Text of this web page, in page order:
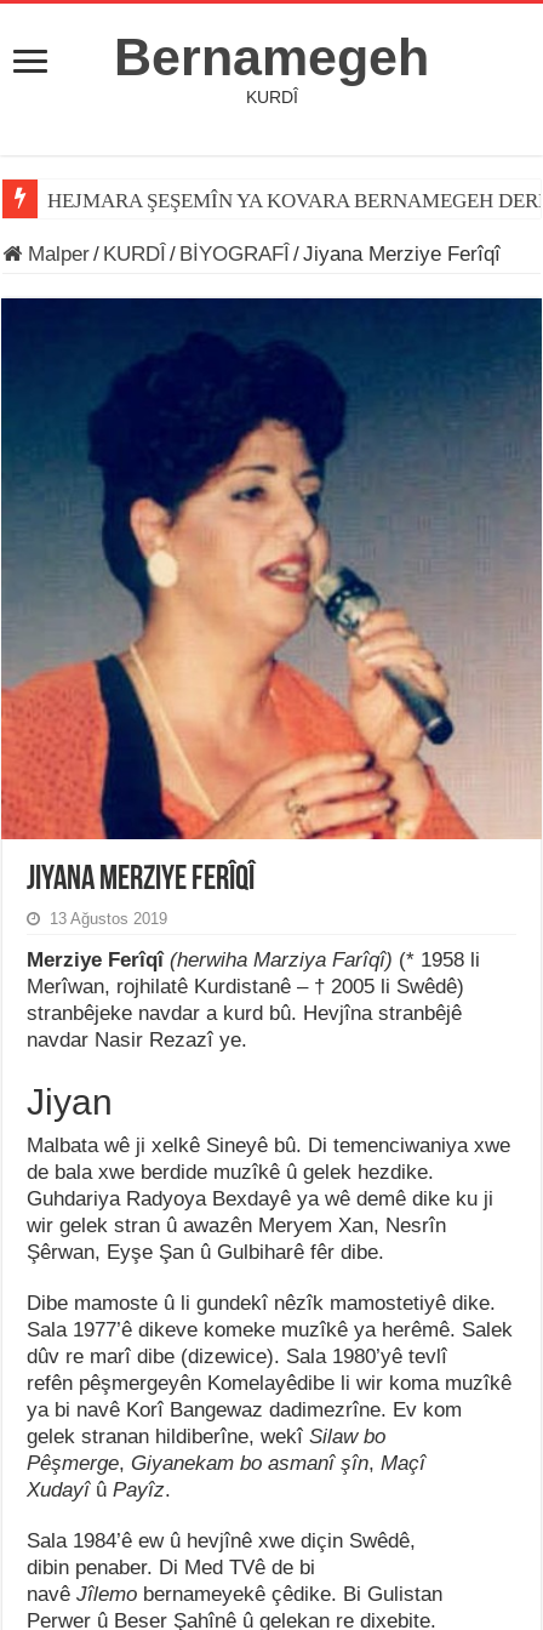
Bernamegeh
KURDÎ
HEJMARA ŞEŞEMÎN YA KOVARA BERNAMEGEH
Malper/ KURDÎ / BİYOGRAFÎ /Jiyana Merziye Ferîqî
Jiyana Merziye Ferîqî
13 Ağustos 2019
Merziye Ferîqî (herwiha Marziya Farîqî) (* 1958 li
Merîwan, rojhilatê Kurdistanê – † 2005 li Swêdê)
stranbêjeke navdar a kurd bû. Hevjîna stranbêjê
navdar Nasir Rezazî ye.
Jiyan
Malbata wê ji xelkê Sineyê bû. Di temenciwaniya xwe
de bala xwe berdide muzîkê û gelek hezdike.
Guhdariya Radyoya Bexdayê ya wê demê dike ku ji
wir gelek stran û awazên Meryem Xan, Nesrîn
Şêrwan, Eyşe Şan û Gulbiharê fêr dibe.
Dibe mamoste û li gundekî nêzîk mamostetiyê dike.
Sala 1977’ê dikeve komeke muzîkê ya herêmê. Salek
dûv re marî dibe (dizewice). Sala 1980’yê tevlî
refên pêşmergeyên Komelayêdibe li wir koma muzîkê
ya bi navê Korî Bangewaz dadimezrîne. Ev kom
gelek stranan hildiberîne, wekîSilaw bo
Pêşmerge,Giyanekam bo asmanî şîn,Maçî
XudayîûPayîz.
Sala 1984’ê ew û hevjînê xwe diçin Swêdê,
dibin penaber. Di Med TVê de bi
navêJîlemo bernameyekê çêdike. Bi Gulistan
Perwer û Beser Şahînê û gelekan re dixebite.